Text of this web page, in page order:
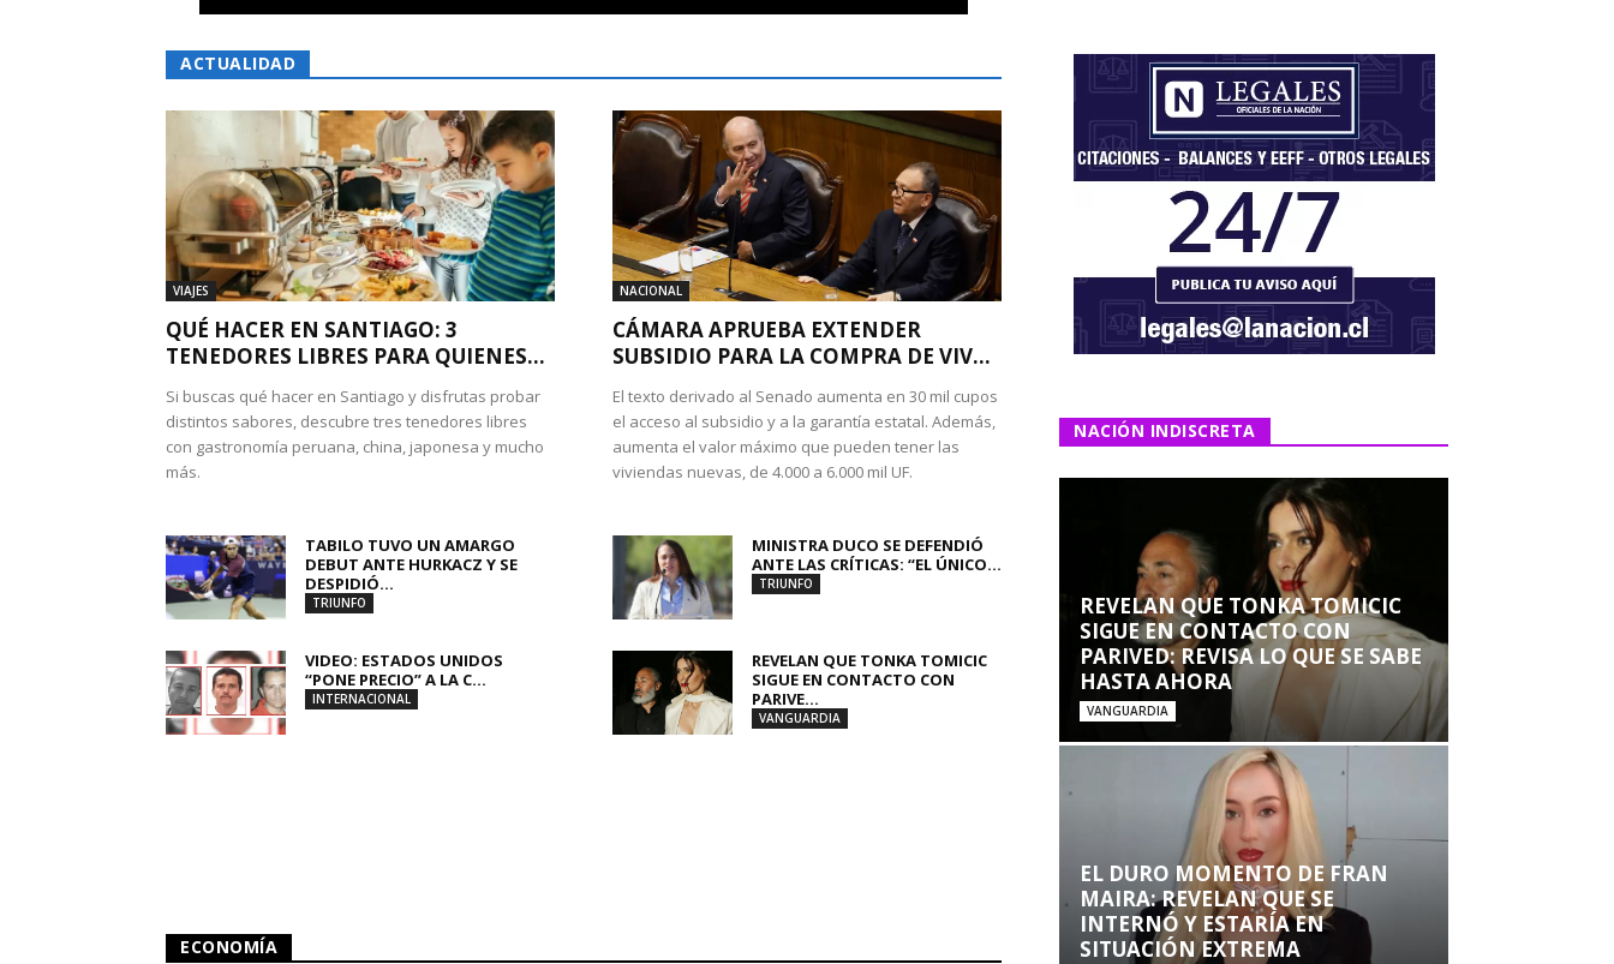
ACTUALIDAD
VIAJES
QUÉ HACER EN SANTIAGO: 3
TENEDORES LIBRES PARA QUIENES...
Si buscas qué hacer en Santiago y disfrutas probar
distintos sabores, descubre tres tenedores libres
con gastronomía peruana, china, japonesa y mucho
más.
NACIONAL
CÁMARA APRUEBA EXTENDER
SUBSIDIO PARA LA COMPRA DE VIV...
El texto derivado al Senado aumenta en 30 mil cupos
el acceso al subsidio y a la garantía estatal. Además,
aumenta el valor máximo que pueden tener las
viviendas nuevas, de 4.000 a 6.000 mil UF.
TABILO TUVO UN AMARGO
DEBUT ANTE HURKACZ Y SE
DESPIDIÓ...
TRIUNFO
MINISTRA DUCO SE DEFENDIÓ
ANTE LAS CRÍTICAS: “EL ÚNICO...
TRIUNFO
VIDEO: ESTADOS UNIDOS
“PONE PRECIO” A LA C...
INTERNACIONAL
REVELAN QUE TONKA TOMICIC
SIGUE EN CONTACTO CON
PARIVE...
VANGUARDIA
ECONOMÍA
NACIÓN INDISCRETA
REVELAN QUE TONKA TOMICIC
SIGUE EN CONTACTO CON
PARIVED: REVISA LO QUE SE SABE
HASTA AHORA
VANGUARDIA
EL DURO MOMENTO DE FRAN
MAIRA: REVELAN QUE SE
INTERNÓ Y ESTARÍA EN
SITUACIÓN EXTREMA